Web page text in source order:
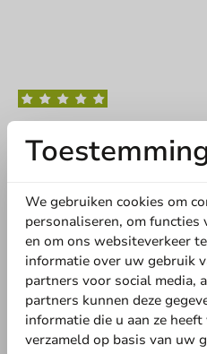
Dubbelwandige Papieren
Schrijf
Andere
We gebruiken cookies om
personaliseren, om functies
en om ons websiteverkeer
informatie over uw gebruik
partners voor social media,
partners kunnen deze
informatie die u aan ze
verzameld op basis van uw